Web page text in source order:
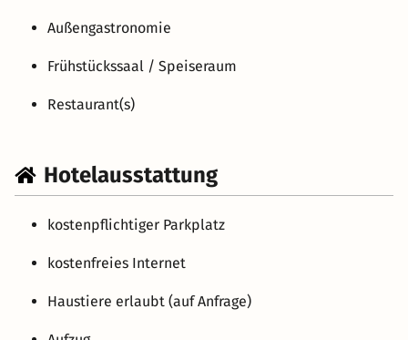
Außengastronomie
Frühstückssaal / Speiseraum
Restaurant(s)
Hotelausstattung
kostenpflichtiger Parkplatz
kostenfreies Internet
Haustiere erlaubt (auf Anfrage)